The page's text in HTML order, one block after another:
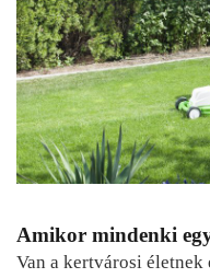
Amikor mindenki
Van a kertvárosi